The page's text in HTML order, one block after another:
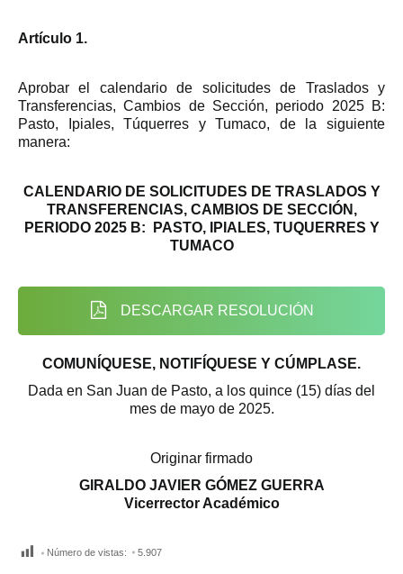
Artículo 1.
Aprobar el calendario de solicitudes de Traslados y
Transferencias, Cambios de Sección, periodo 2025 B:
Pasto, Ipiales, Túquerres y Tumaco, de la siguiente
manera:
CALENDARIO DE SOLICITUDES DE TRASLADOS Y
TRANSFERENCIAS, CAMBIOS DE SECCIÓN,
PERIODO 2025 B: PASTO, IPIALES, TUQUERRES Y
TUMACO
DESCARGAR RESOLUCIÓN
COMUNÍQUESE, NOTIFÍQUESE Y CÚMPLASE.
Dada en San Juan de Pasto, a los quince (15) días del
mes de mayo de 2025.
Originar firmado
GIRALDO JAVIER GÓMEZ GUERRA
Vicerrector Académico
Número de vistas: 5.907